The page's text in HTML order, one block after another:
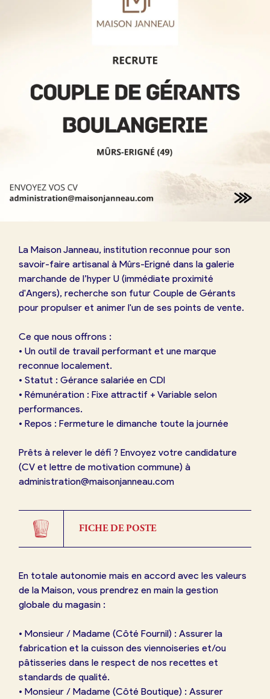
Je référence
La Maison Janneau, institution reconnue pour son
savoir-faire artisanal à Mûrs-Erigné dans la galerie
marchande de l’hyper U (immédiate proximité
d'Angers), recherche son futur Couple de Gérants
pour propulser et animer l'un de ses points de vente.
Ce que nous offrons :
• Un outil de travail performant et une marque
reconnue localement.
• Statut : Gérance salariée en CDI
• Rémunération : Fixe attractif + Variable selon
performances.
• Repos : Fermeture le dimanche toute la journée
Prêts à relever le défi ? Envoyez votre candidature
(CV et lettre de motivation commune) à
administration@maisonjanneau.com
FICHE DE POSTE
En totale autonomie mais en accord avec les valeurs
de la Maison, vous prendrez en main la gestion
globale du magasin :
• Monsieur / Madame (Côté Fournil) : Assurer la
fabrication et la cuisson des viennoiseries et/ou
pâtisseries dans le respect de nos recettes et
standards de qualité.
• Monsieur / Madame (Côté Boutique) : Assurer